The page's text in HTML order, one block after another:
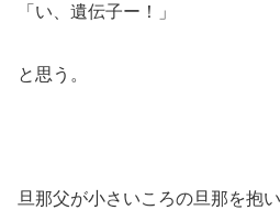
「い、遺伝子ー！」
と思う。
旦那父が小さいころの旦那を抱